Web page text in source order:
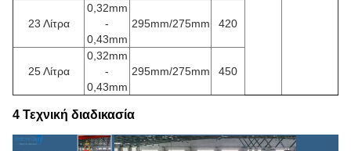
23 Λίτρα
0,32mm
-
0,43mm
295mm/275mm 420
25 Λίτρα
0,32mm
-
0,43mm
295mm/275mm 450
4 Τεχνική διαδικασία